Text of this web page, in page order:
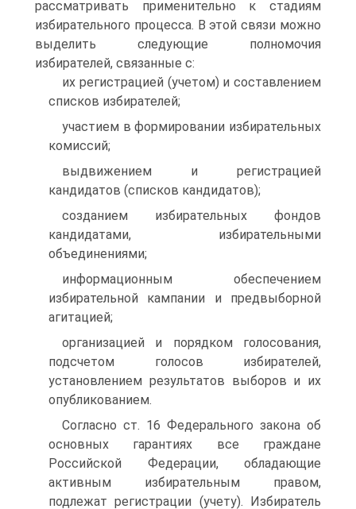
рассматривать применительно к стадиям
избирательного процесса. В этой связи можно
выделить следующие полномочия
избирателей, связанные с:
их регистрацией (учетом) и составлением
списков избирателей;
участием в формировании избирательных
комиссий;
выдвижением и регистрацией
кандидатов (списков кандидатов);
созданием избирательных фондов
кандидатами, избирательными
объединениями;
информационным обеспечением
избирательной кампании и предвыборной
агитацией;
организацией и порядком голосования,
подсчетом голосов избирателей,
установлением результатов выборов и их
опубликованием.
Согласно ст. 16 Федерального закона об
основных гарантиях все граждане
Российской Федерации, обладающие
активным избирательным правом,
подлежат регистрации (учету). Избиратель